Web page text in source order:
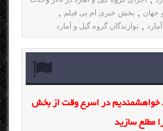
جهان , بخش خبری ام بی فیلم ,
, نوازندگان گروه گیل و آمارد
خواهشمندیم در اسرع وقت از بخش
مطلع سازید